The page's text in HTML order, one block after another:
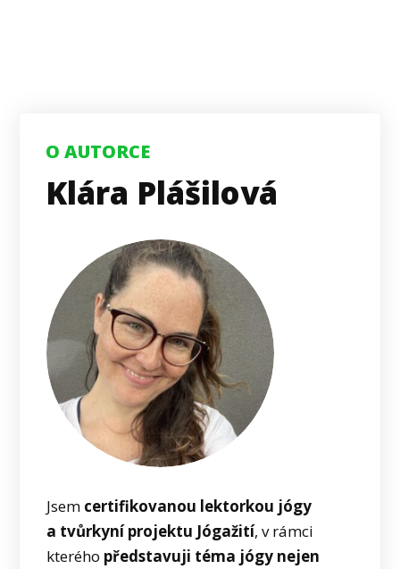
O AUTORCE
Klára Plášilová
Jsem certifikovanou lektorkou jógy
a tvůrkyní projektu Jógažití, v rámci
kterého představuji téma jógy nejen